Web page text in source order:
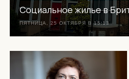
Социальное жилье в
ПЯТНИЦА, 25 ОКТЯБРЯ В 15:13